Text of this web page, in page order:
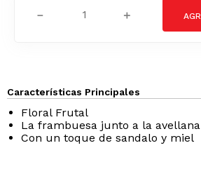
＋
－
Características Principales
Floral Frutal
La frambuesa junto a la avellana
Con un toque de sandalo y miel